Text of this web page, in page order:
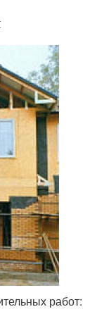
работ: